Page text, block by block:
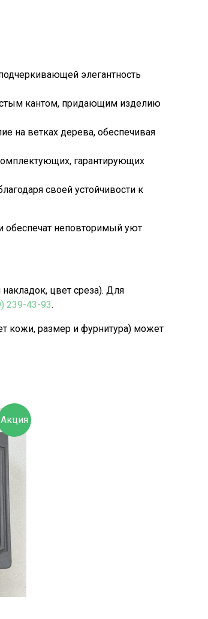
элегантность
кантом, придающим изделию
на ветках дерева, обеспечивая
гарантирующих
своей устойчивости к
обеспечат неповторимый уют
цвет среза). Для
239-43-93.
кожи, размер и фурнитура) может
Акция